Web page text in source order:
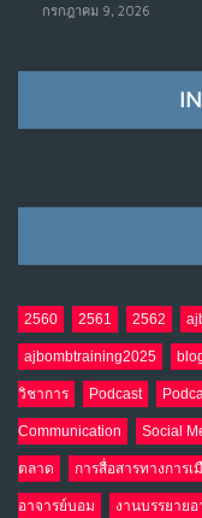
กรกฎาคม 9, 2026
2560 2561 2562
ajbombtraining2025
วิชาการ Podcast
Communication Social
ตลาด การสื่อสารทางการเ
อาจารย์บอม งานบรรยาย